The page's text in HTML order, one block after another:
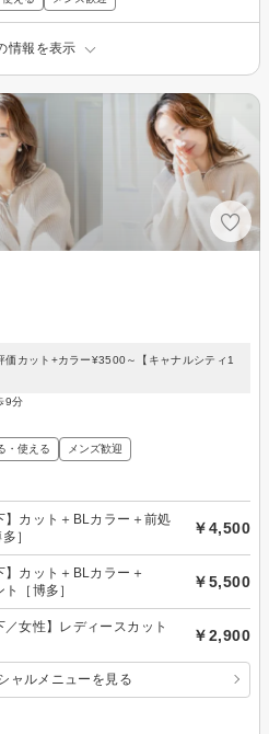
情報を表示
カット+カラー¥3500～【キャナルシティ1
9分
・使える メンズ歓迎
】カット＋BLカラー＋前処
］
￥4,500
】カット＋BLカラー＋
［博多］
￥5,500
／女性】レディースカット
￥2,900
ャルメニューを見る